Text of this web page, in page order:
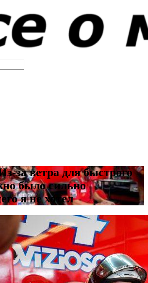
за ветра для быстрого
было сильно
я не хотел